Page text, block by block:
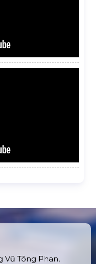
Vũ Tông Phan,